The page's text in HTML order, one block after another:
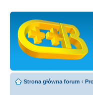
Strona główna forum ‹